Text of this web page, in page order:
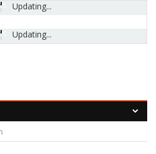
Updating...
Updating...